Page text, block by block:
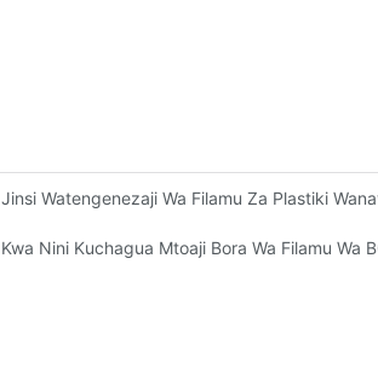
Jinsi Watengenezaji Wa Filamu Za Plastiki
Anasa
Kwa Nini Kuchagua Mtoaji Bora Wa Filamu Wa